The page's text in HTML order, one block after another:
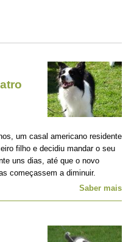
um casal americano residente
filho e decidiu mandar o seu
uns dias, até que o novo
começassem a diminuir.
Saber mais